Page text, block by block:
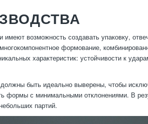
имеют возможность создавать упаковку,
формование,
характеристик: устойчивости к
быть идеально выверены, чтобы
формы с минимальными отклонениями. В
партий.